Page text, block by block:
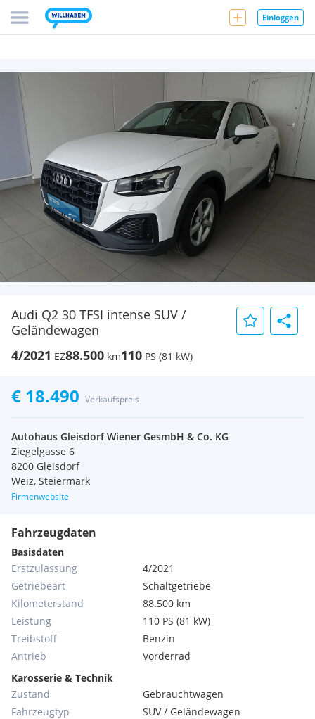
Einloggen
Audi Q2 30 TFSI intense SUV /
Geländewagen
4/2021 EZ88.500 km110 PS (81 kW)
€ 18.490 Verkaufspreis
Autohaus Gleisdorf Wiener GesmbH & Co. KG
Ziegelgasse 6
8200 Gleisdorf
Weiz, Steiermark
Firmenwebsite
Fahrzeugdaten
Basisdaten
Erstzulassung
4/2021
Getriebeart
Schaltgetriebe
Kilometerstand
88.500 km
Leistung
110 PS (81 kW)
Treibstoff
Benzin
Antrieb
Vorderrad
Karosserie & Technik
Zustand
Gebrauchtwagen
Fahrzeugtyp
SUV / Geländewagen